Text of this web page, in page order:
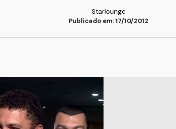
Starlounge
Publicado em: 17/10/2012